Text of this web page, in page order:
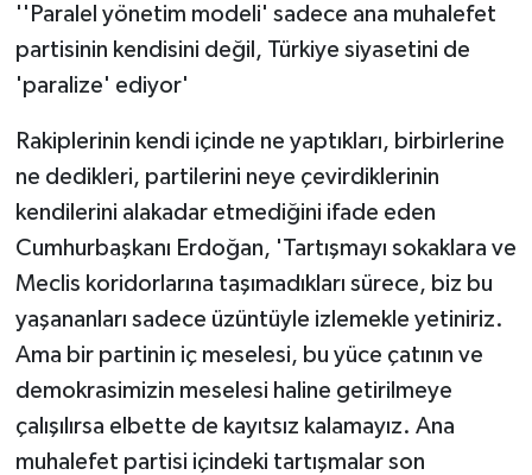
''Paralel yönetim modeli' sadece ana muhalefet
partisinin kendisini değil, Türkiye siyasetini de
'paralize' ediyor'
Rakiplerinin kendi içinde ne yaptıkları, birbirlerine
ne dedikleri, partilerini neye çevirdiklerinin
kendilerini alakadar etmediğini ifade eden
Cumhurbaşkanı Erdoğan, 'Tartışmayı sokaklara ve
Meclis koridorlarına taşımadıkları sürece, biz bu
yaşananları sadece üzüntüyle izlemekle yetiniriz.
Ama bir partinin iç meselesi, bu yüce çatının ve
demokrasimizin meselesi haline getirilmeye
çalışılırsa elbette de kayıtsız kalamayız. Ana
muhalefet partisi içindeki tartışmalar son